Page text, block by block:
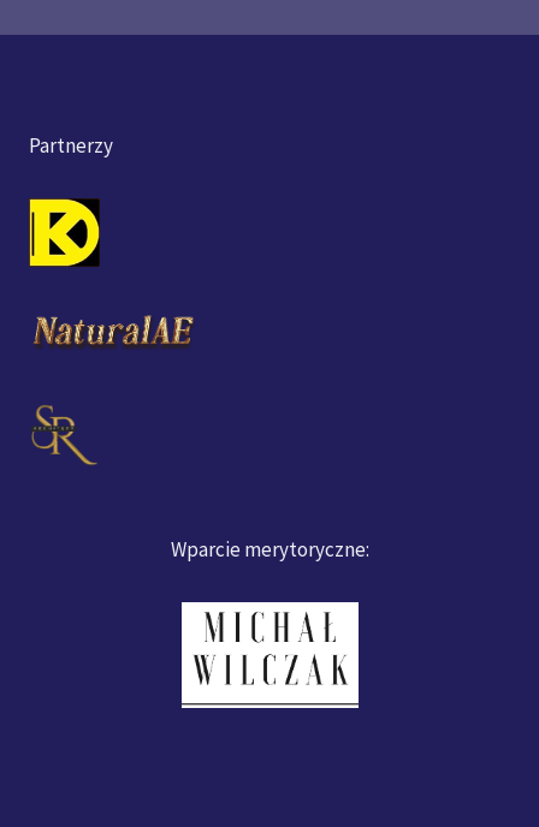
Partnerzy
Wparcie merytoryczne: